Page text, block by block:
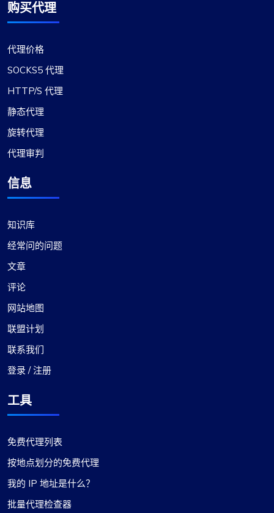
购买代理
代理价格
SOCKS5 代理
HTTP/S 代理
静态代理
旋转代理
代理审判
信息
知识库
经常问的问题
文章
评论
网站地图
联盟计划
联系我们
登录 / 注册
工具
免费代理列表
按地点划分的免费代理
我的 IP 地址是什么？
批量代理检查器